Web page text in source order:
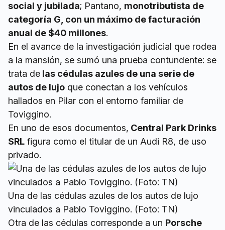
social y jubilada; Pantano, monotributista de
categoría G, con un máximo de facturación
anual de $40 millones.
En el avance de la investigación judicial que rodea
a la mansión, se sumó una prueba contundente: se
trata de las cédulas azules de una serie de
autos de lujo que conectan a los vehículos
hallados en Pilar con el entorno familiar de
Toviggino.
En uno de esos documentos, Central Park Drinks
SRL figura como el titular de un Audi R8, de uso
privado.
Una de las cédulas azules de los autos de lujo
vinculados a Pablo Toviggino. (Foto: TN)
Otra de las cédulas corresponde a un Porsche